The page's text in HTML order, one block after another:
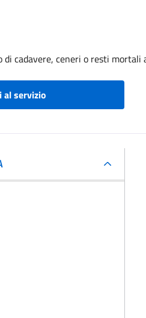
di cadavere, ceneri o resti mortali
al servizio